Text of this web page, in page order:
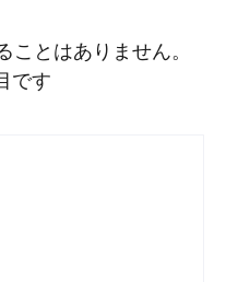
とはありません。
です